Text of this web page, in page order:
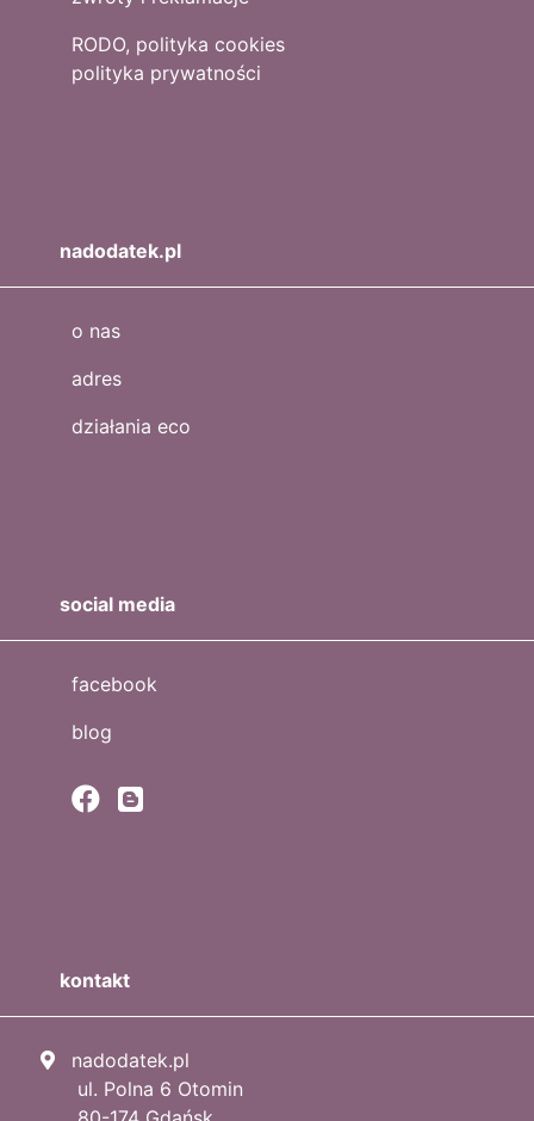
RODO, polityka cookies
polityka prywatności
nadodatek.pl
o nas
adres
działania eco
social media
facebook
blog
kontakt
nadodatek.pl
ul. Polna 6 Otomin